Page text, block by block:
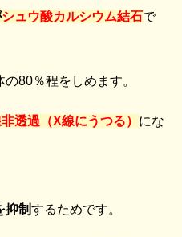
シュウ酸カルシウム結石で
80％程をしめます。
透過（X線にうつる） にな
抑制するためです。